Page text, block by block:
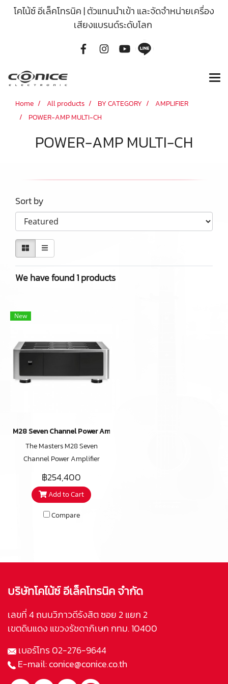
โคไน้ซ์ อีเล็คโทรนิค | ตัวแทนนำเข้า และจัดจำหน่ายเครื่อง
เสียงแบรนด์ระดับโลก
Home All products BY CATEGORY
AMPLIFIER
POWER-AMP MULTI-CH
POWER-AMP MULTI-CH
Sort by
We have found 1 products
New
M28 Seven Channel Power Amplifier
The Masters M28 Seven
Channel Power Amplifier
epitomises the ultimate in
what is possible with today’s
amplification techonology. It is
one of the very first amplifiers
to employ Purifi’s Eigentakt™
฿254,400
Add to Cart
Compare
บริษัทโคไน้ซ์ อีเล็คโทรนิค จำกัด
เลขที่ 4 ถนนวิภาวดีรังสิต ซอย 2 แยก 2
เขตดินแดง แขวงรัชดาภิเษก กทม. 10400
เบอร์โทร02-276-9644
E-mail:conice@conice.co.th